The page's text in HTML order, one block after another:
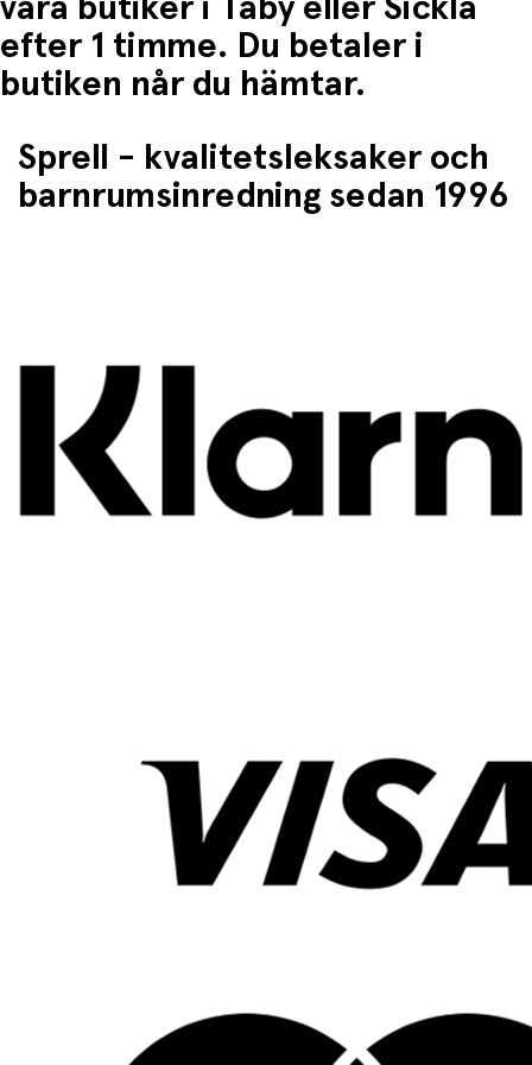
våra butiker i Täby eller Sickla
efter 1 timme. Du betaler i
butiken når du hämtar.
Sprell - kvalitetsleksaker och
barnrumsinredning sedan 1996